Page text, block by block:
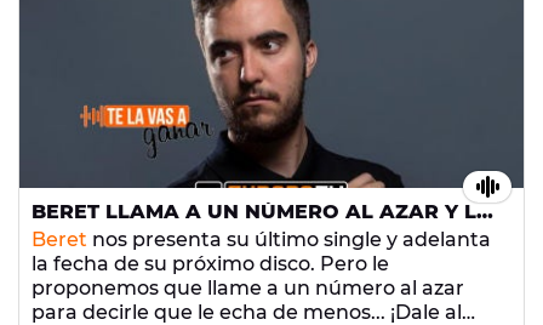
BERET LLAMA A UN NÚMERO AL AZAR Y LE
DICE QUE LE ECHA DE MENOS
Beret nos presenta su último single y adelanta
la fecha de su próximo disco. Pero le
proponemos que llame a un número al azar
para decirle que le echa de menos... ¡Dale al